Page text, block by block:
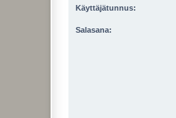
Käyttäjätunnus:
Salasana: